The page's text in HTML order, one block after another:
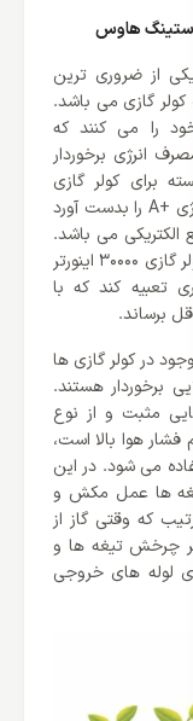
از ضروری ترین
گازی می باشد.
را می کنند که
انرژی برخوردار
برای کولر گازی
30000 اینورتر وایت وستینگ هاوس گرید انرژی +A را بدست آورد
الکتریکی می باشد.
علاوه بر این ها این کمپانی توانسته برای کولر گازی 30000 اینورتر
تعبیه کند که با
برساند.
در کولر گازی ها
برخوردار هستند.
مثبت و از نوع
هوا بالا است،
می‌ شود. در این
۳۶۰ درجه ای تیغه ها عمل مکش و
که وقتی گاز از
چرخش تیغه ها و
لوله های خروجی